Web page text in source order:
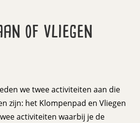
of vliegen
we twee activiteiten aan die
zijn: het Klompenpad en Vliegen
activiteiten waarbij je de